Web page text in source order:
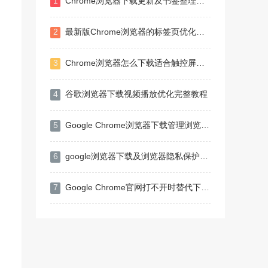
2 最新版Chrome浏览器的标签页优化技巧
3 Chrome浏览器怎么下载适合触控屏的UI版本
4 谷歌浏览器下载视频播放优化完整教程
5 Google Chrome浏览器下载管理浏览数据
6 google浏览器下载及浏览器隐私保护设置
7 Google Chrome官网打不开时替代下载方法